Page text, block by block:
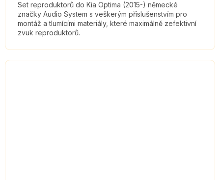
Set reproduktorů do Kia Optima (2015-) německé
značky Audio System s veškerým příslušenstvím pro
montáž a tlumícími materiály, které maximálně zefektivní
zvuk reproduktorů.